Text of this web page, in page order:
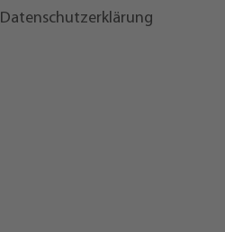
Datenschutzerklärung